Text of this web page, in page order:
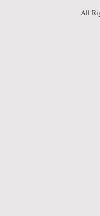
All